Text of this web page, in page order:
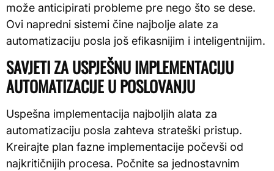
može anticipirati probleme pre nego što se dese.
Ovi napredni sistemi čine najbolje alate za
automatizaciju posla još efikasnijim i inteligentnijim.
SAVJETI ZA USPJEŠNU IMPLEMENTACIJU
AUTOMATIZACIJE U POSLOVANJU
Uspešna implementacija najboljih alata za
automatizaciju posla zahteva strateški pristup.
Kreirajte plan fazne implementacije počevši od
najkritičnijih procesa. Počnite sa jednostavnim